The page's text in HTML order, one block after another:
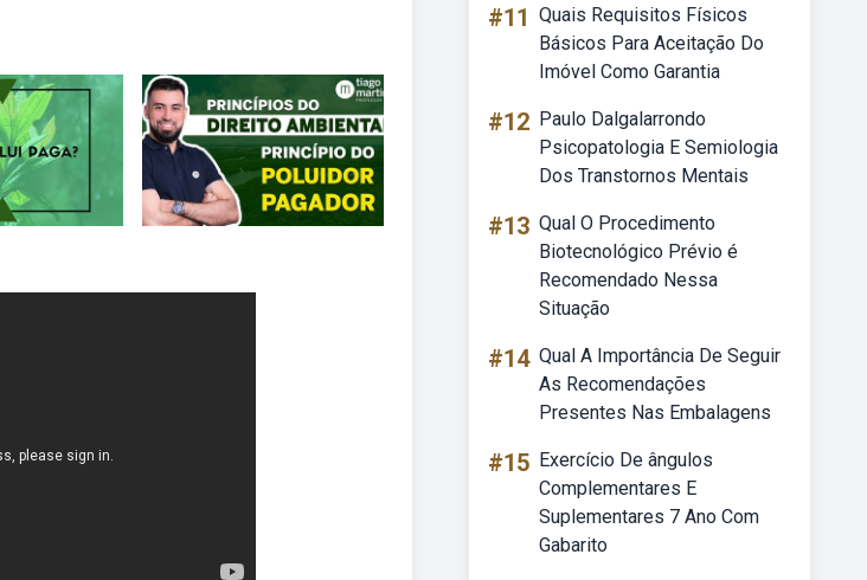
#11 Quais Requisitos Físicos
Básicos Para Aceitação Do
Imóvel Como Garantia
#12 Paulo Dalgalarrondo
Psicopatologia E Semiologia
Dos Transtornos Mentais
#13 Qual O Procedimento
Biotecnológico Prévio é
Recomendado Nessa
Situação
#14 Qual A Importância De Seguir
As Recomendações
Presentes Nas Embalagens
#15 Exercício De ângulos
Complementares E
Suplementares 7 Ano Com
Gabarito